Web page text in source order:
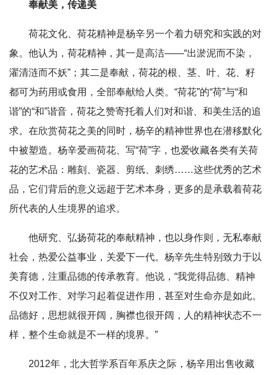
奉献美，传递美
荷花文化、荷花精神是杨辛另一个着力研究和实践的对
象。他认为，荷花精神，其一是高洁——“出淤泥而不染，
濯清涟而不妖”；其二是奉献，荷花的根、茎、叶、花、籽
都可为药用或食用，全部奉献给人类。“荷花”的“荷”与“和
谐”的“和”谐音，荷花之赞寄托着人们对和谐、和美生活的追
求。在欣赏荷花之美的同时，杨辛的精神世界也在潜移默化
中被塑造。杨辛爱画荷花、写“荷”字，也爱收藏各类有关荷
花的艺术品：雕刻、瓷器、剪纸、刺绣……这些优秀的艺术
品，它们背后的意义远超于艺术本身，更多的是承载着荷花
所代表的人生境界的追求。
他研究、弘扬荷花的奉献精神，也以身作则，无私奉献
社会，热爱公益事业，关爱下一代。杨辛先生特别致力于以
美育德，注重品德的传承教育。他说，“我觉得品德、精神
不仅对工作、对学习起着促进作用，甚至对生命亦是如此。
品德好，思想就很开阔，胸襟也很开阔，人的精神状态不一
样，整个生命就是不一样的境界。”
2012年，北大哲学系百年系庆之际，杨辛用出售收藏